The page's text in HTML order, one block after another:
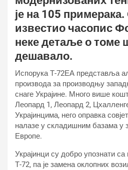
је на 105 примерака.
известио часопис
неке детаље о томе
дешавало.
Испорука Т-72ЕА представља
производа за производњу
снаге Украјине. Много више
Леопард 1, Леопард 2,
Украјинцима, него оправка
налазе у складишним базама у
Европе.
Украјинци су добро упознати
Т-72, ​​па је замена оклопних